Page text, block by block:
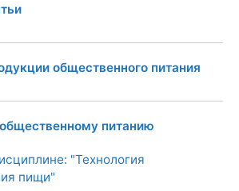
общественного питания
питанию
"Технология
пищи"